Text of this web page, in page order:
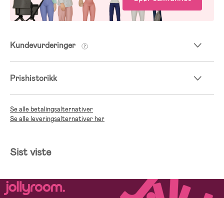
Kundevurderinger
Prishistorikk
Se alle betalingsalternativer
Se alle leveringsalternativer her
Sist viste